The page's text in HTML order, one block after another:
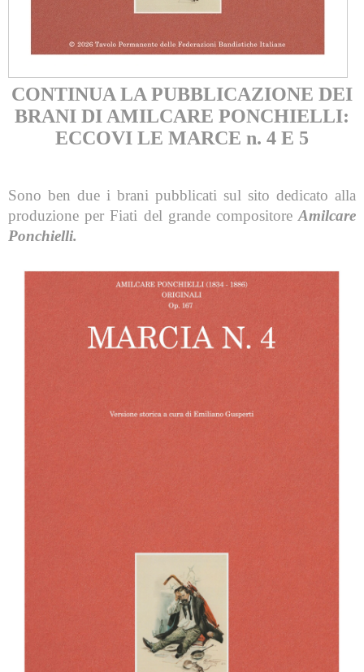
CONTINUA LA PUBBLICAZIONE DEI
BRANI DI AMILCARE PONCHIELLI:
ECCOVI LE MARCE n. 4 E 5
Sono ben due i brani pubblicati sul sito dedicato alla
produzione per Fiati del grande compositore Amilcare
Ponchielli.